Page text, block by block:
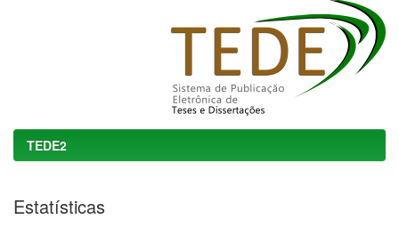
TEDE2
Estatísticas